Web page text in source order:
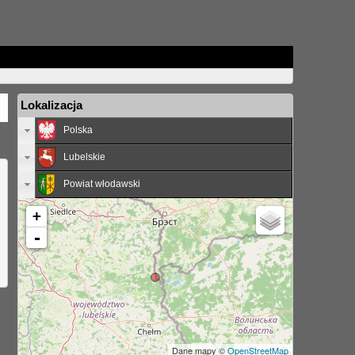
Lokalizacja
Polska
Lubelskie
Powiat włodawski
+
-
Dane mapy ©OpenStreetMap